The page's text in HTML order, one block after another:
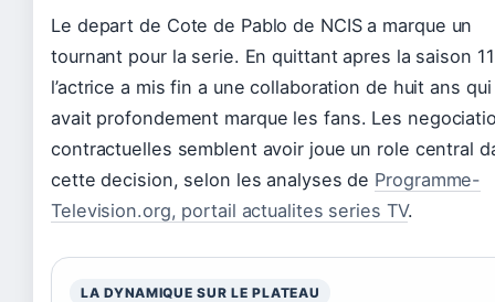
Le depart de Cote de Pablo de NCIS a marque un
tournant pour la serie. En quittant apres la saison
l’actrice a mis fin a une collaboration de huit ans qui
avait profondement marque les fans. Les
contractuelles semblent avoir joue un role central
cette decision, selon les analyses de Programme-
Television.org, portail actualites series TV.
LA DYNAMIQUE SUR LE PLATEAU